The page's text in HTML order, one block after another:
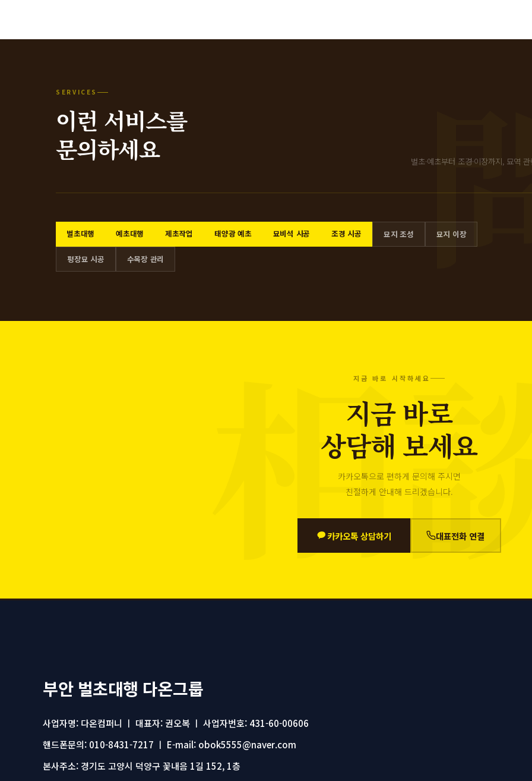
SERVICES
이런 서비스를
문의하세요
벌초·예초부터 조경·이장까지, 묘역
벌초대행 예초대행 제초작업 태양광 예초 묘비석 시공 조경 시공 묘지 조성 묘지 이장
평장묘 시공 수목장 관리
지금 바로 시작하세요
지금 바로
상담해 보세요
카카오톡으로 편하게 문의해 주시면
친절하게 안내해 드리겠습니다.
카카오톡 상담하기 대표전화 연결
부안 벌초대행 다온그룹
사업자명: 다온컴퍼니 ㅣ 대표자: 권오복 ㅣ 사업자번호: 431-60-00606
핸드폰문의: 010-8431-7217 ㅣ E-mail: obok5555@naver.com
본사주소: 경기도 고양시 덕양구 꽃내음 1길 152, 1층